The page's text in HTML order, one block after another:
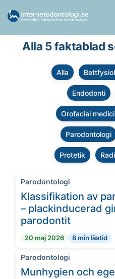
Alla 5 faktablad
Alla
Endodonti
Orofacial
Parodontologi
Protetik
Parodontologi
Klassifikation av
– plackinducerad
parodontit
20 maj 2026 8 min lästid
Parodontologi
Munhygien och